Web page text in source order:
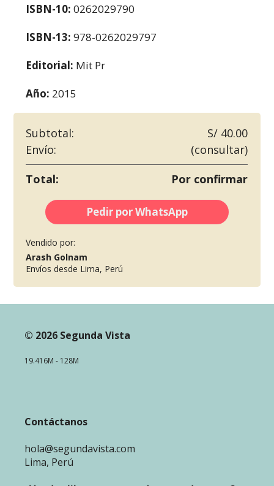
ISBN-10: 0262029790
ISBN-13: 978-0262029797
Editorial: Mit Pr
Año: 2015
Subtotal:
S/ 40.00
Envío:
(consultar)
Total:
Por confirmar
Pedir por WhatsApp
Vendido por:
Arash Golnam
Envíos desde Lima, Perú
© 2026 Segunda Vista
19.416M - 128M
Contáctanos
hola@segundavista.com
Lima, Perú